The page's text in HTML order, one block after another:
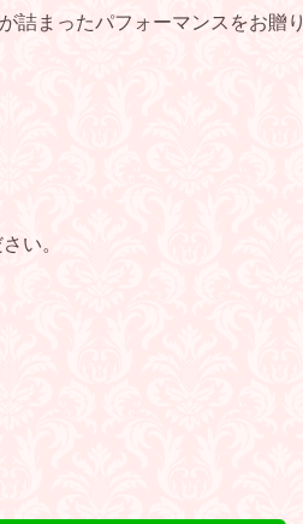
詰まったパフォーマンスをお贈り
い。